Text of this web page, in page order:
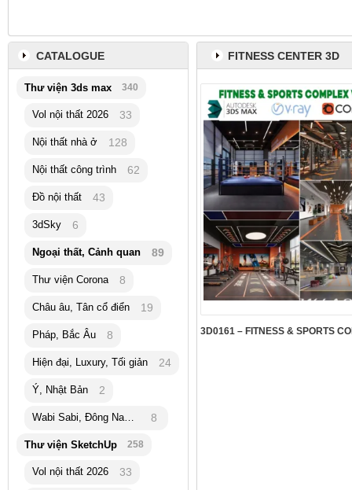
FITNESS CENTER 3D
CATALOGUE
Thư viện 3ds max 340
Vol nội thất 2026 33
Nội thất nhà ở 128
Nội thất công trình 62
Đồ nội thất 43
3dSky 6
Ngoại thất, Cảnh quan 89
Thư viện Corona 8
Châu âu, Tân cổ điển 19
Pháp, Bắc Âu 8
Hiện đại, Luxury, Tối giản 24
Ý, Nhật Bản 2
Wabi Sabi, Đông Nam Á 8
Thư viện SketchUp 258
Vol nội thất 2026 33